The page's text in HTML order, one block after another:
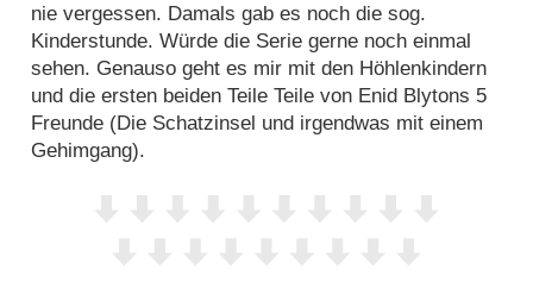
nie vergessen. Damals gab es noch die sog.
Kinderstunde. Würde die Serie gerne noch einmal
sehen. Genauso geht es mir mit den Höhlenkindern
und die ersten beiden Teile Teile von Enid Blytons 5
Freunde (Die Schatzinsel und irgendwas mit einem
Gehimgang).